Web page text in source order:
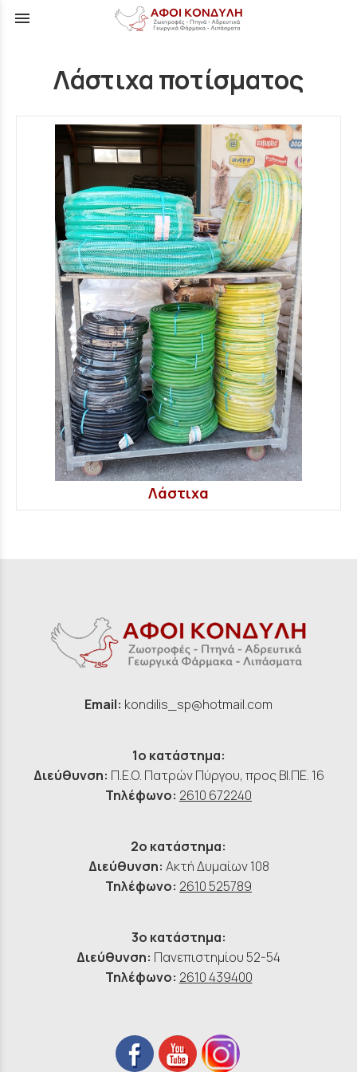
menu
Λάστιχα ποτίσματος
Λάστιχα
Email: kondilis_sp@hotmail.com
1ο κατάστημα:
Διεύθυνση: Π.Ε.Ο. Πατρών Πύργου, προς ΒΙ.ΠΕ. 16
Τηλέφωνο: 2610 672240
2ο κατάστημα:
Διεύθυνση: Ακτή Δυμαίων 108
Τηλέφωνο: 2610 525789
3ο κατάστημα:
Διεύθυνση: Πανεπιστημίου 52-54
Τηλέφωνο: 2610 439400